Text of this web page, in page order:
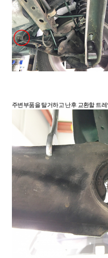
주변부품을 탈거하고 난후 교환할 트